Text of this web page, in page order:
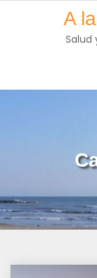
A
Salud